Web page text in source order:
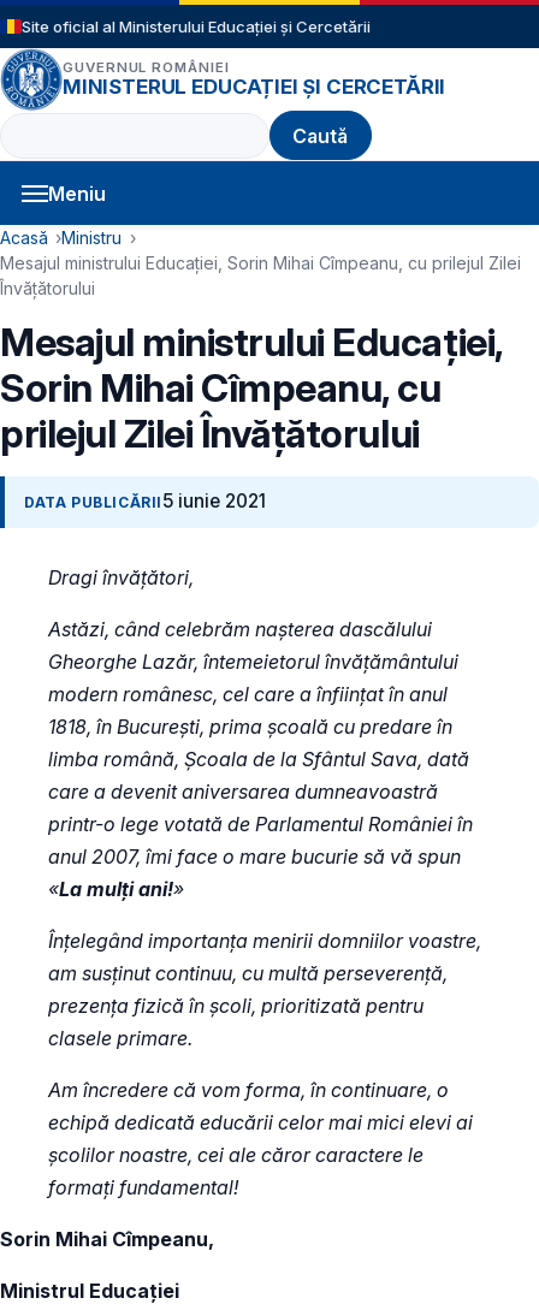
Sari la conținutul principal
Site oficial al Ministerului Educației și Cercetării
GUVERNUL ROMÂNIEI
MINISTERUL EDUCAȚIEI ȘI CERCETĂRII
Caută
Meniu
Navigație principală
Cale de navigare
Acasă
Ministru
Mesajul ministrului Educației, Sorin Mihai Cîmpeanu, cu prilejul Zilei
Învățătorului
Mesajul ministrului Educației,
Sorin Mihai Cîmpeanu, cu
prilejul Zilei Învățătorului
DATA PUBLICĂRII 5 iunie 2021
Dragi învățători,
Astăzi, când celebrăm nașterea dascălului
Gheorghe Lazăr, întemeietorul învățământului
modern românesc, cel care a înființat în anul
1818, în București, prima școală cu predare în
limba română, Școala de la Sfântul Sava, dată
care a devenit aniversarea dumneavoastră
printr-o lege votată de Parlamentul României în
anul 2007, îmi face o mare bucurie să vă spun
«La mulți ani!»
Înțelegând importanța menirii domniilor voastre,
am susținut continuu, cu multă perseverență,
prezența fizică în școli, prioritizată pentru
clasele primare.
Am încredere că vom forma, în continuare, o
echipă dedicată educării celor mai mici elevi ai
școlilor noastre, cei ale căror caractere le
formați fundamental!
Sorin Mihai Cîmpeanu,
Ministrul Educației